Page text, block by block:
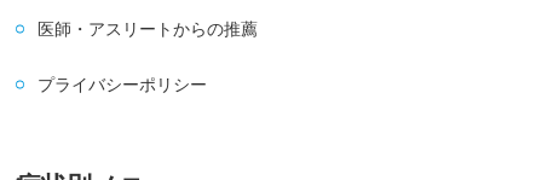
医師・アスリートからの推薦
プライバシーポリシー